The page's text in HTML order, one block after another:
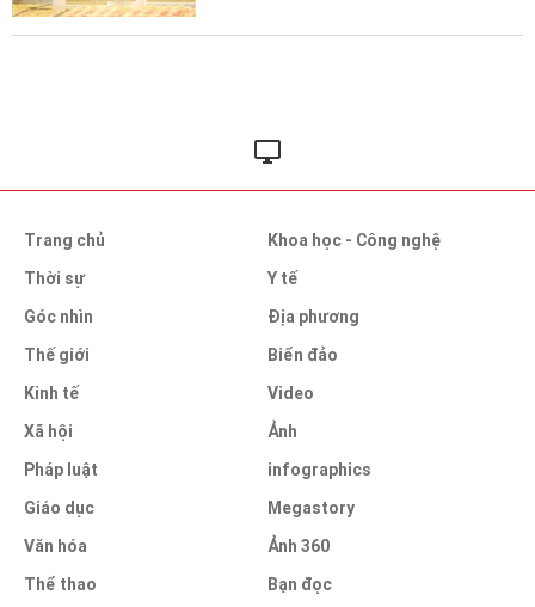
Trang chủ
Thời sự
Góc nhìn
Thế giới
Kinh tế
Xã hội
Pháp luật
Giáo dục
Văn hóa
Thể thao
Khoa học - Công nghệ
Y tế
Địa phương
Biển đảo
Video
Ảnh
infographics
Megastory
Ảnh 360
Bạn đọc